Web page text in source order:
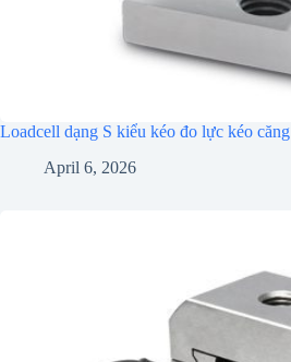
Loadcell dạng S kiểu kéo đo lực kéo căng
April 6, 2026